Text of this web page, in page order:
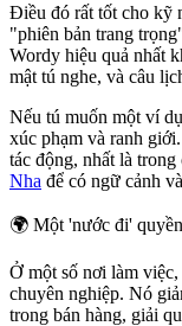
Điều đó rất tốt cho kỹ
"phiên bản trang
Wordy hiệu quả nhất
mật tú nghe, và câu
Nếu tú muốn một ví
xúc phạm và ranh
tác động, nhất là
Nha để có ngữ cảnh
🌍 Một 'nước đi'
Ở một số nơi làm
chuyên nghiệp. Nó
trong bán hàng, giải